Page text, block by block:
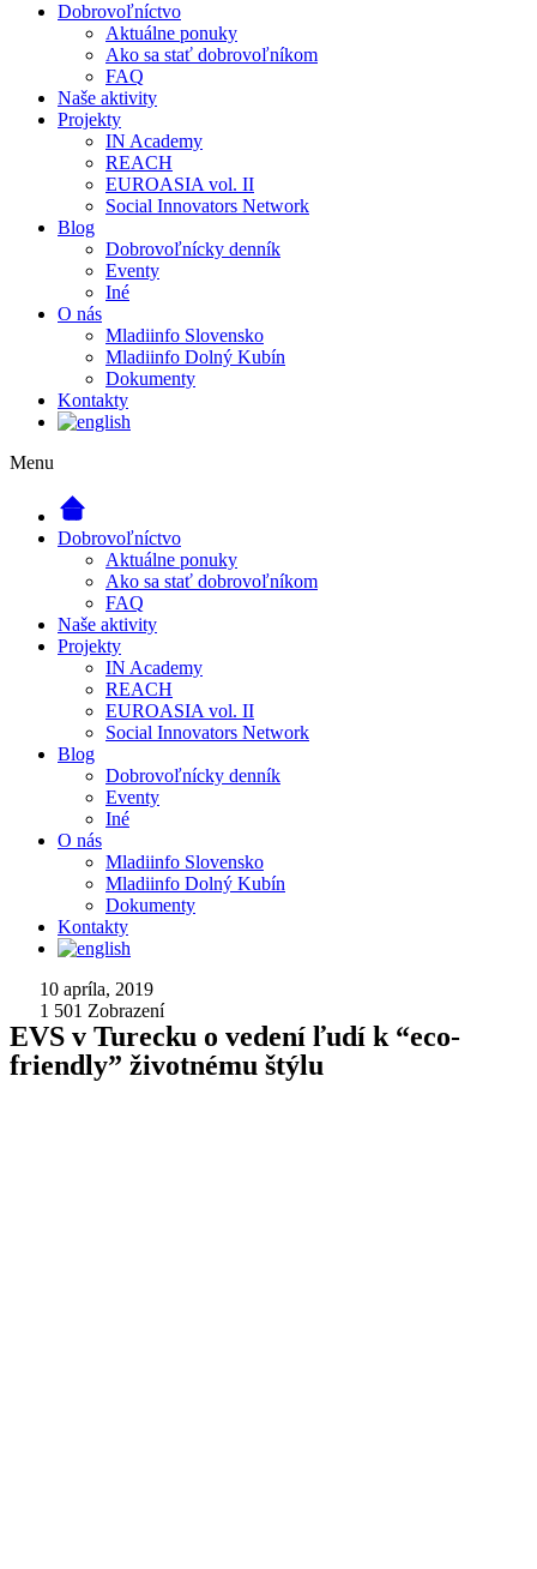
Dobrovoľníctvo
Aktuálne ponuky
Ako sa stať dobrovoľníkom
FAQ
Naše aktivity
Projekty
IN Academy
REACH
EUROASIA vol. II
Social Innovators Network
Blog
Dobrovoľnícky denník
Eventy
Iné
O nás
Mladiinfo Slovensko
Mladiinfo Dolný Kubín
Dokumenty
Kontakty
Menu
Dobrovoľníctvo
Aktuálne ponuky
Ako sa stať dobrovoľníkom
FAQ
Naše aktivity
Projekty
IN Academy
REACH
EUROASIA vol. II
Social Innovators Network
Blog
Dobrovoľnícky denník
Eventy
Iné
O nás
Mladiinfo Slovensko
Mladiinfo Dolný Kubín
Dokumenty
Kontakty
10 apríla, 2019
1 501 Zobrazení
EVS v Turecku o vedení ľudí k “eco-
friendly” životnému štýlu